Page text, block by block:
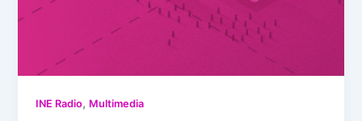
INE Radio, Multimedia